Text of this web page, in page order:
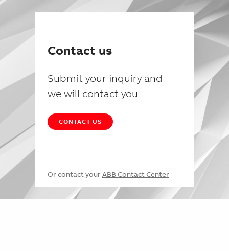
Contact us
Submit your inquiry and
we will contact you
CONTACT US
Or contact your ABB Contact Center